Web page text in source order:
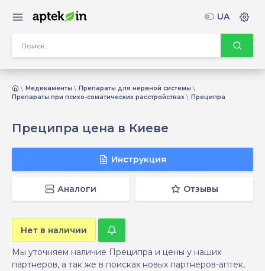
Медикаменты
Препараты для нервной системы
Препараты при психо-соматических расстройствах
Преципра
Преципра цена в Киеве
Инструкция
Аналоги Отзывы
Нет в наличии
Мы уточняем наличие Преципра и цены у наших
партнеров, а так же в поисках новых партнеров-аптек,
UA